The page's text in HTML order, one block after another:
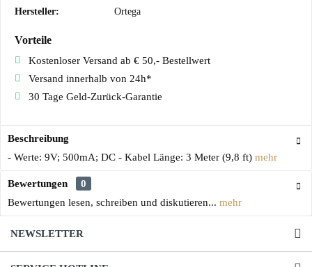
Hersteller:
Ortega
Vorteile
Kostenloser Versand ab € 50,- Bestellwert
Versand innerhalb von 24h*
30 Tage Geld-Zurück-Garantie
Beschreibung
- Werte: 9V; 500mA; DC - Kabel Länge: 3 Meter (9,8 ft) mehr
Bewertungen
0
Bewertungen lesen, schreiben und diskutieren... mehr
NEWSLETTER